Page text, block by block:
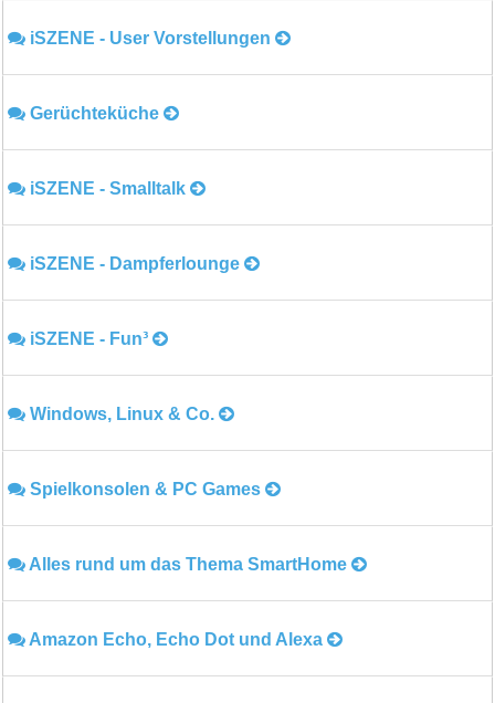
iSZENE - User Vorstellungen
Gerüchteküche
iSZENE - Smalltalk
iSZENE - Dampferlounge
iSZENE - Fun³
Windows, Linux & Co.
Spielkonsolen & PC Games
Alles rund um das Thema SmartHome
Amazon Echo, Echo Dot und Alexa